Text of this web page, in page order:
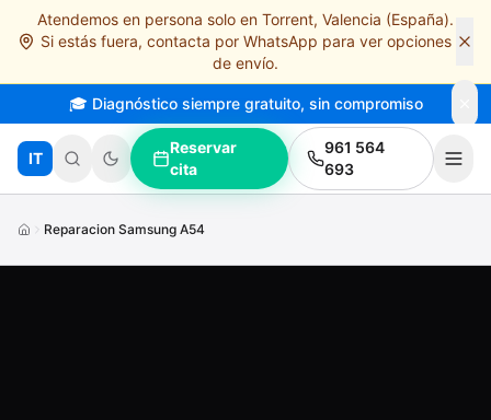
Saltar al contenido principal
Atendemos en persona solo en Torrent, Valencia (España).
Si estás fuera, contacta por WhatsApp para ver opciones
de envío.
🎓 Diagnóstico siempre gratuito, sin compromiso
IT
Reservar
cita
961 564
693
Reparacion Samsung A54